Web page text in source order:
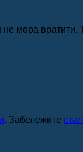
мора вратити,
. Забележите